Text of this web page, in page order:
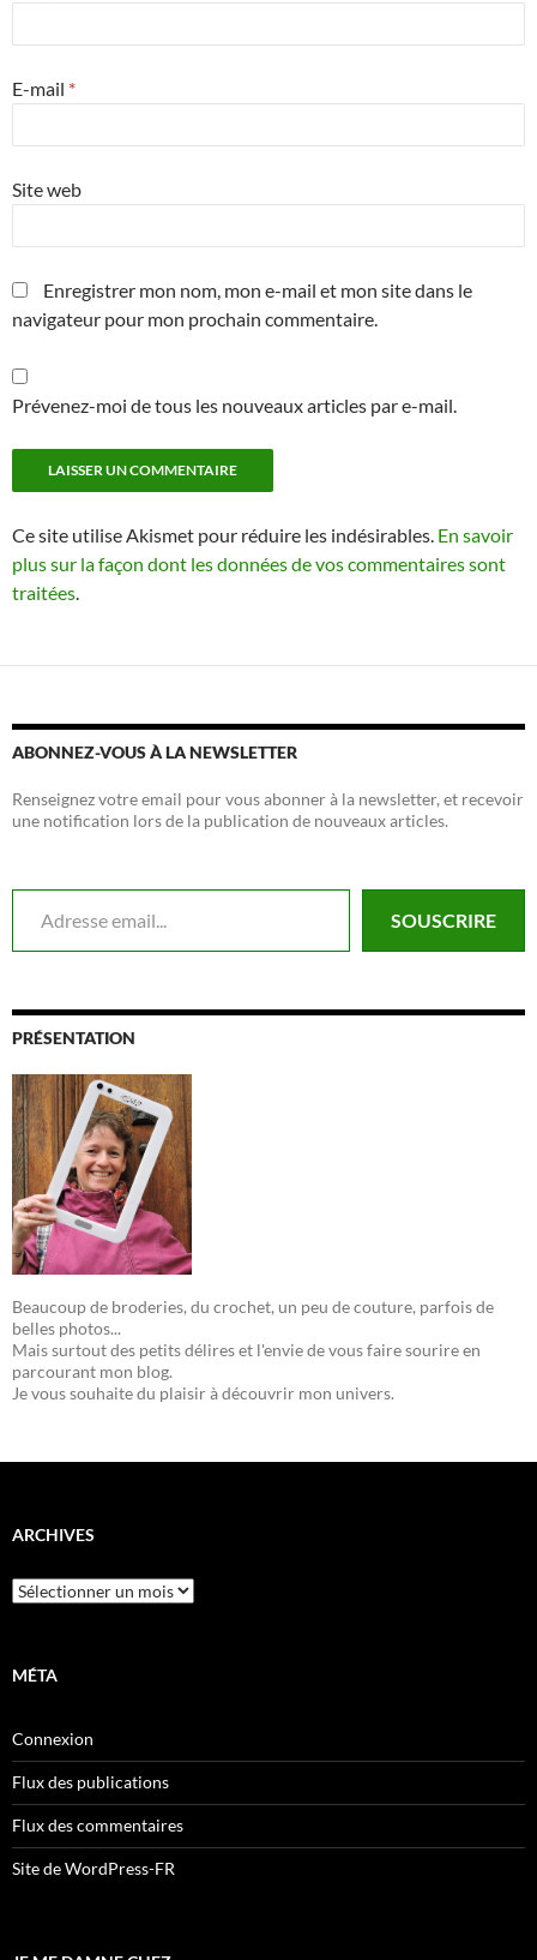
E-mail *
Site web
Enregistrer mon nom, mon e-mail et mon site dans le
navigateur pour mon prochain commentaire.
Prévenez-moi de tous les nouveaux articles par e-mail.
Ce site utilise Akismet pour réduire les indésirables. En savoir
plus sur la façon dont les données de vos commentaires sont
traitées
ABONNEZ-VOUS À LA NEWSLETTER
Renseignez votre email pour vous abonner à la newsletter, et recevoir
une notification lors de la publication de nouveaux articles.
Adresse email...
SOUSCRIRE
PRÉSENTATION
Beaucoup de broderies, du crochet, un peu de couture, parfois de
belles photos...
Mais surtout des petits délires et l'envie de vous faire sourire en
parcourant mon blog.
Je vous souhaite du plaisir à découvrir mon univers.
ARCHIVES
Archives
MÉTA
Connexion
Flux des publications
Flux des commentaires
Site de WordPress-FR